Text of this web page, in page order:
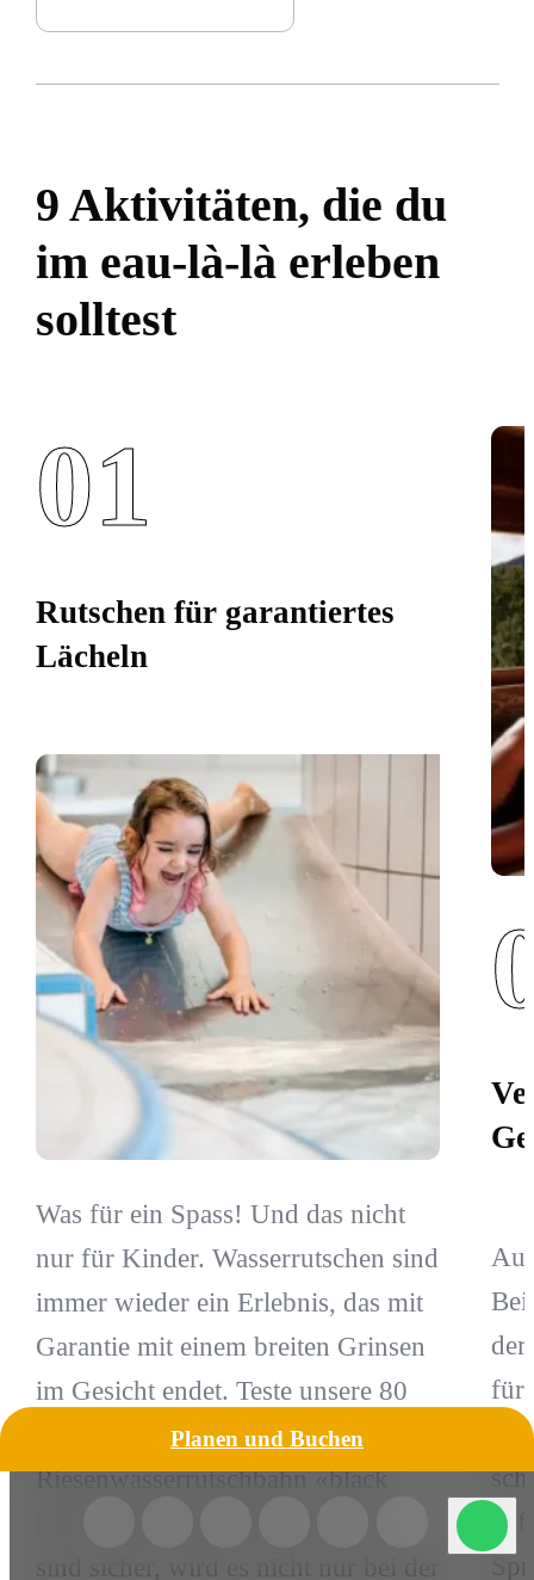
9 Aktivitäten, die du
im eau-là-là erleben
solltest
01
Rutschen für garantiertes
Lächeln
Was für ein Spass! Und das nicht
nur für Kinder. Wasserrutschen sind
immer wieder ein Erlebnis, das mit
Garantie mit einem breiten Grinsen
im Gesicht endet. Teste unsere 80
Riesenwasserrutschbahn «black
für
Planen und Buchen